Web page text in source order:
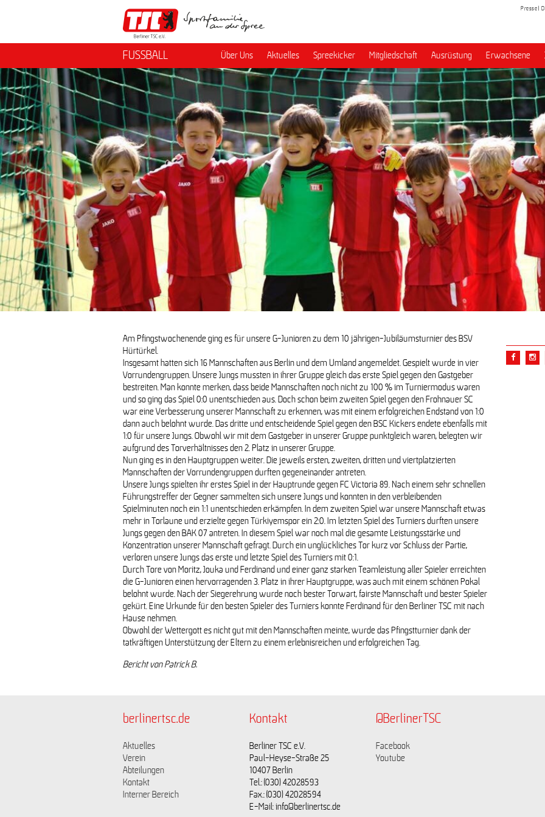
Presse
FUSSBALL Über Uns Aktuelles Spreekicker Mitgliedschaft Ausrüstung Erwachsene
G-Junioren stellen besten Spieler
Pfingsturnier des BSV Hürtürkel
Am Pfingstwochenende ging es für unsere G-Junioren zu dem 10 jährigen-Jubiläumsturnier des BSV
Hürtürkel.
Insgesamt hatten sich 16 Mannschaften aus Berlin und dem Umland angemeldet. Gespielt wurde in vier
Vorrundengruppen. Unsere Jungs mussten in ihrer Gruppe gleich das erste Spiel gegen den Gastgeber
bestreiten. Man konnte merken, dass beide Mannschaften noch nicht zu 100 % im Turniermodus waren
und so ging das Spiel 0:0 unentschieden aus. Doch schon beim zweiten Spiel gegen den Frohnauer SC
war eine Verbesserung unserer Mannschaft zu erkennen, was mit einem erfolgreichen Endstand von 1:0
dann auch belohnt wurde. Das dritte und entscheidende Spiel gegen den BSC Kickers endete ebenfalls mit
1:0 für unsere Jungs. Obwohl wir mit dem Gastgeber in unserer Gruppe punktgleich waren, belegten wir
aufgrund des Torverhältnisses den 2. Platz in unserer Gruppe.
Nun ging es in den Hauptgruppen weiter. Die jeweils ersten, zweiten, dritten und viertplatzierten
Mannschaften der Vorrundengruppen durften gegeneinander antreten.
Unsere Jungs spielten ihr erstes Spiel in der Hauptrunde gegen FC Victoria 89. Nach einem sehr schnellen
Führungstreffer der Gegner sammelten sich unsere Jungs und konnten in den verbleibenden
Spielminuten noch ein 1:1 unentschieden erkämpfen. In dem zweiten Spiel war unsere Mannschaft etwas
mehr in Torlaune und erzielte gegen Türkiyemspor ein 2:0. Im letzten Spiel des Turniers durften unsere
Jungs gegen den BAK 07 antreten. In diesem Spiel war noch mal die gesamte Leistungsstärke und
Konzentration unserer Mannschaft gefragt. Durch ein unglückliches Tor kurz vor Schluss der Partie,
verloren unsere Jungs das erste und letzte Spiel des Turniers mit 0:1.
Durch Tore von Moritz, Jouka und Ferdinand und einer ganz starken Teamleistung aller Spieler erreichten
die G-Junioren einen hervorragenden 3. Platz in ihrer Hauptgruppe, was auch mit einem schönen Pokal
belohnt wurde. Nach der Siegerehrung wurde noch bester Torwart, fairste Mannschaft und bester Spieler
gekürt. Eine Urkunde für den besten Spieler des Turniers konnte Ferdinand für den Berliner TSC mit nach
Hause nehmen.
Obwohl der Wettergott es nicht gut mit den Mannschaften meinte, wurde das Pfingstturnier dank der
tatkräftigen Unterstützung der Eltern zu einem erlebnisreichen und erfolgreichen Tag.
Bericht von Patrick B.
berlinertsc.de
Aktuelles
Verein
Abteilungen
Kontakt
Interner Bereich
Kontakt
Berliner TSC e.V.
Paul-Heyse-Straße 25
10407 Berlin
Tel.: (030) 42028593
Fax.: (030) 42028594
E-Mail: info@berlinertsc.de
@BerlinerTSC
Facebook
Youtube